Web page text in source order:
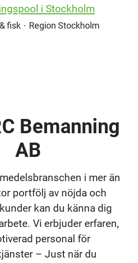
i Stockholm
fisk · Region Stockholm
Bemanning
AB
i mer än
portfölj av nöjda och
kan du känna dig
Vi erbjuder erfaren,
personal för
– Just när du